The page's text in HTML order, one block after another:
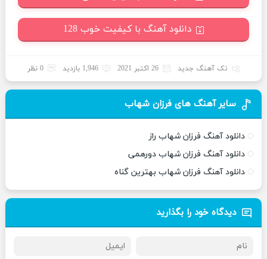
دانلود آهنگ با کیفیت خوب 128
تک آهنگ جدید 26 اکتبر 2021 1,946 بازدید 0 نظر
سایر آهنگ های فرزان شهاب
دانلود آهنگ فرزان شهاب راز
دانلود آهنگ فرزان شهاب دورهمی
دانلود آهنگ فرزان شهاب بهترین گناه
دیدگاه خود را بگذارید